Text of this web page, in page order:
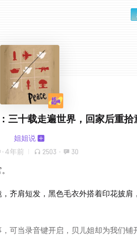
三十载走遍世界，回家后重拾
姐姐说
· 4年前 2503 · 30
齐肩短发，黑色毛衣外搭着印花披肩
可当录音键开启，贝儿姐却为我们铺